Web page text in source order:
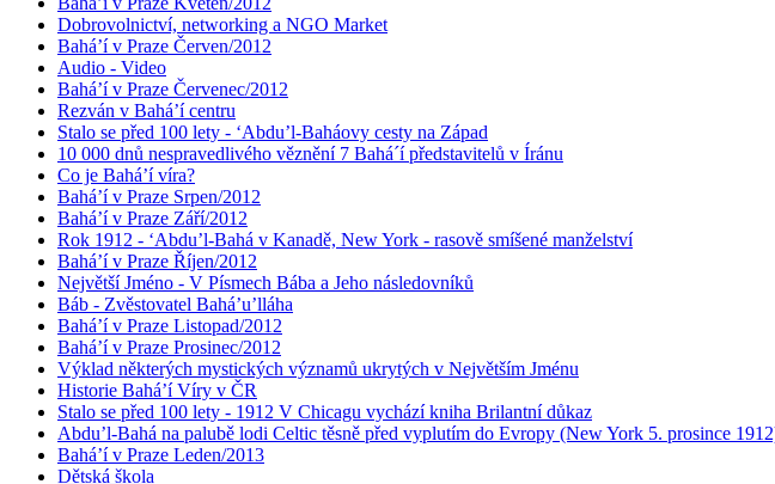
Dobrovolnictví, networking a NGO Market
Bahá’í v Praze Červen/2012
Audio - Video
Bahá’í v Praze Červenec/2012
Rezván v Bahá’í centru
Stalo se před 100 lety - ‘Abdu’l-Baháovy cesty na Západ
10 000 dnů nespravedlivého věznění 7 Bahá´í představitelů v Íránu
Co je Bahá’í víra?
Bahá’í v Praze Srpen/2012
Bahá’í v Praze Září/2012
Rok 1912 - ‘Abdu’l-Bahá v Kanadě, New York - rasově smíšené manželství
Bahá’í v Praze Říjen/2012
Největší Jméno - V Písmech Bába a Jeho následovníků
Báb - Zvěstovatel Bahá’u’lláha
Bahá’í v Praze Listopad/2012
Bahá’í v Praze Prosinec/2012
Výklad některých mystických významů ukrytých v Největším Jménu
Historie Bahá’í Víry v ČR
Stalo se před 100 lety - 1912 V Chicagu vychází kniha Brilantní důkaz
Abdu’l-Bahá na palubě lodi Celtic těsně před vyplutím do Evropy (New York 5. prosince
Bahá’í v Praze Leden/2013
Dětská škola